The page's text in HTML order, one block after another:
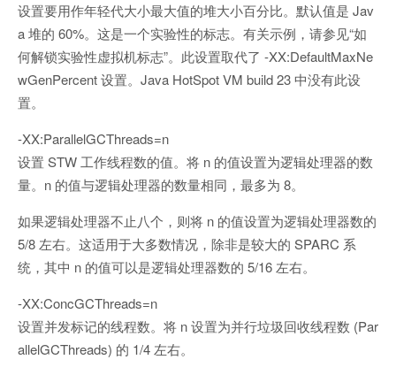
设置要用作年轻代大小最大值的堆大小百分比。默认值是 Jav
a 堆的 60%。这是一个实验性的标志。有关示例，请参见“如
何解锁实验性虚拟机标志”。此设置取代了 -XX:DefaultMaxNe
wGenPercent 设置。Java HotSpot VM build 23 中没有此设
置。
-XX:ParallelGCThreads=n
设置 STW 工作线程数的值。将 n 的值设置为逻辑处理器的数
量。n 的值与逻辑处理器的数量相同，最多为 8。
如果逻辑处理器不止八个，则将 n 的值设置为逻辑处理器数的
5/8 左右。这适用于大多数情况，除非是较大的 SPARC 系
统，其中 n 的值可以是逻辑处理器数的 5/16 左右。
-XX:ConcGCThreads=n
设置并发标记的线程数。将 n 设置为并行垃圾回收线程数 (Par
allelGCThreads) 的 1/4 左右。